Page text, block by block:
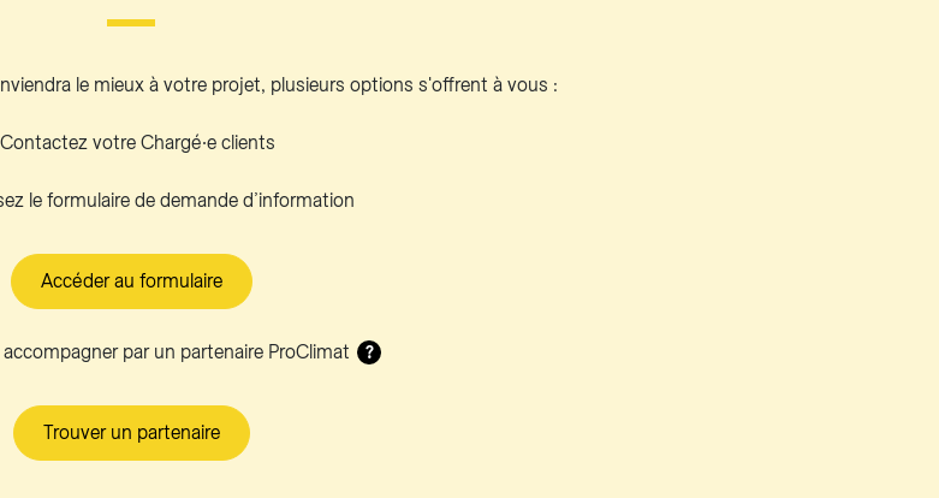
le mieux à votre projet, plusieurs options s'offrent à vous :
votre Chargé∙e clients
le formulaire de demande d’information
Accéder au formulaire
par un partenaire ProClimat ?
Trouver un partenaire